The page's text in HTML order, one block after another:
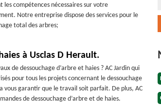
les compétences nécessaires sur votre
Notre entreprise dispose des services pour le
total des arbres;
à Usclas D Herault.
de dessouchage d’arbre et haies ? AC Jardin qui
pour tous les projets concernant le dessouchage
vous garantir que le travail soit parfait. De plus, AC
de dessouchage d’arbre et de haies.